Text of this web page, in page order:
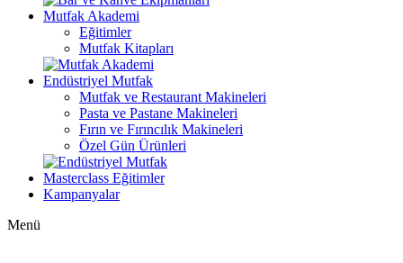
Mutfak Akademi
Eğitimler
Mutfak Kitapları
Endüstriyel Mutfak
Mutfak ve Restaurant Makineleri
Pasta ve Pastane Makineleri
Fırın ve Fırıncılık Makineleri
Özel Gün Ürünleri
Masterclass Eğitimler
Kampanyalar
Menü